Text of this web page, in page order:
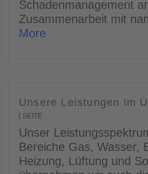
Schadenmanagement
Zusammenarbeit mit
More
Unsere Leistungen im
SEITE
Unser
Bereiche Gas, Wasser,
Heizung, Lüftung und